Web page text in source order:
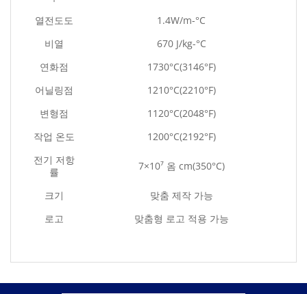
열전도도
1.4W/m-°C
비열
670 J/kg-°C
연화점
1730°C(3146°F)
어닐링점
1210°C(2210°F)
변형점
1120°C(2048°F)
작업 온도
1200°C(2192°F)
전기 저항
률
7×10⁷ 옴 cm(350°C)
크기
맞춤 제작 가능
로고
맞춤형 로고 적용 가능